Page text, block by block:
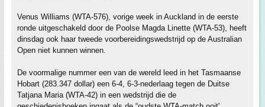
Venus Williams (WTA-576), vorige week in Auckland in de eerste
ronde uitgeschakeld door de Poolse Magda Linette (WTA-53), heeft
dinsdag ook haar tweede voorbereidingswedstrijd op de Australian
Open niet kunnen winnen.
De voormalige nummer een van de wereld leed in het Tasmaanse
Hobart (283.347 dollar) een 6-4, 6-3-nederlaag tegen de Duitse
Tatjana Maria (WTA-42) in een wedstrijd die de